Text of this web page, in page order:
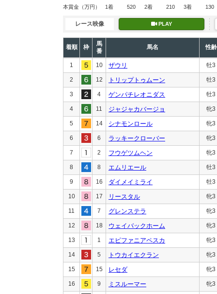
本賞金 （万円） 1着 520 2着 210 3着 130
レース映像 PLAY
着順 枠
馬
番
馬名 性齢
1 10 ザウリ 牡3
2 12 トリップトゥムーン 牡3
3 4 ゲンパチレオニダス 牡3
4 11 ジャジャカバージョ 牝3
5 14 シナモンロール 牝3
6 6 ラッキークローバー 牝3
7 2 フウゲツムヘン 牝3
8 8 エムリエール 牡3
9 16 ダイメイミライ 牡3
10 17 リースタル 牝3
11 7 グレンステラ 牝3
12 18 ウェイバックホーム 牝3
13 1 エピファニアペスカ 牝3
14 5 トウカイエクラン 牝3
15 15 レセダ 牝3
16 9 ミスルーマー 牝3